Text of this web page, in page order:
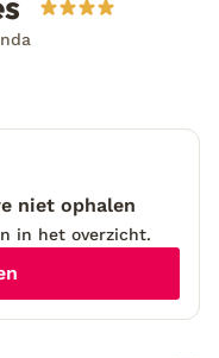
niet ophalen
in het overzicht.